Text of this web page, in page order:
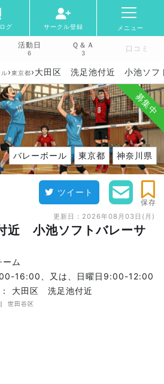
グ サークル登録 メニュー
活動日
6
Ｑ＆Ａ
3 口コミ
›東京都›大田区 洗足池付近 小池ソフ
募集中
バレーボール 東京都 神奈川県
ツイート
保存
更新日： 2026年08月03日(月)
近 小池ソフトバレーサ
ーム
16:00、又は、日曜日9:00-12:00
大田区 洗足池付近
世田谷区